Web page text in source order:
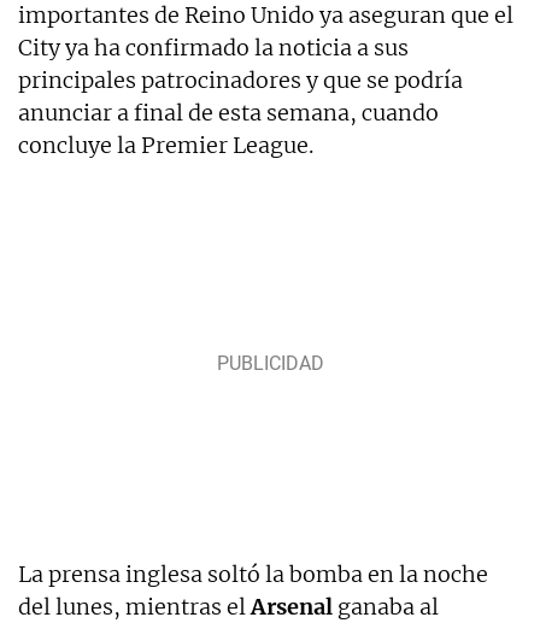
importantes de Reino Unido ya aseguran que el
City ya ha confirmado la noticia a sus
principales patrocinadores y que se podría
anunciar a final de esta semana, cuando
concluye la Premier League.
La prensa inglesa soltó la bomba en la noche
del lunes, mientras elArsenal ganaba al